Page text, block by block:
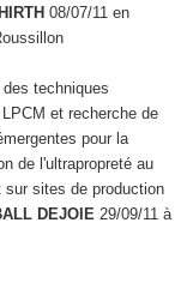
08/07/11 en
techniques
et recherche de
pour la
de l'ultrapropreté au
sur sites de production
DEJOIE 29/09/11 à